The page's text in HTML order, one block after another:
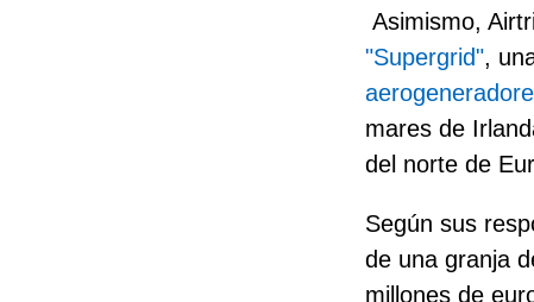
Asimismo,
"Supergrid",
mares de
del norte de
Según sus
de una granja
millones de